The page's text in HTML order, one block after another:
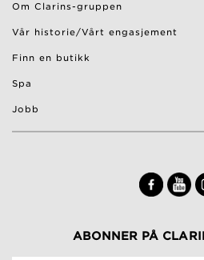
Om Clarins-gruppen
Vår historie/Vårt engasjement
Finn en butikk
Spa
Jobb
ABONNER PÅ